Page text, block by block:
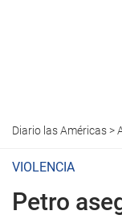
Diario las Américas>
VIOLENCIA
Petro